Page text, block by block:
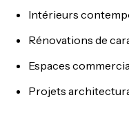
Intérieurs
Rénovations de
Espaces
Projets